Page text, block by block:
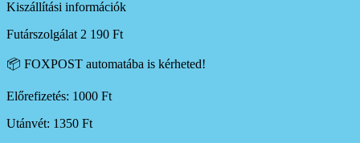
Kiszállítási információk
Futárszolgálat 2 190 Ft
📦 FOXPOST automatába is kérheted!
Előrefizetés: 1000 Ft
Utánvét: 1350 Ft